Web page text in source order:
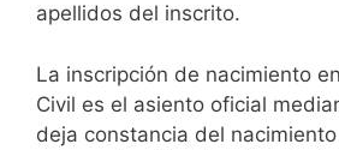
apellidos del inscrito.
La inscripción de nacimiento
Civil es el asiento oficial
deja constancia del